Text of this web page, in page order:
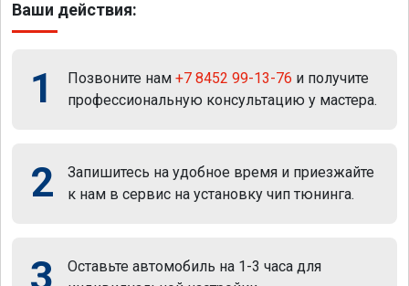
Ваши действия:
1 Позвоните нам +7 8452 99-13-76 и получите
профессиональную консультацию у мастера.
2
Запишитесь на удобное время и приезжайте
к нам в сервис на установку чип тюнинга.
Оставьте автомобиль на 1-3 часа для